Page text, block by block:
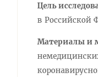
Цель
в Российской
Материалы и